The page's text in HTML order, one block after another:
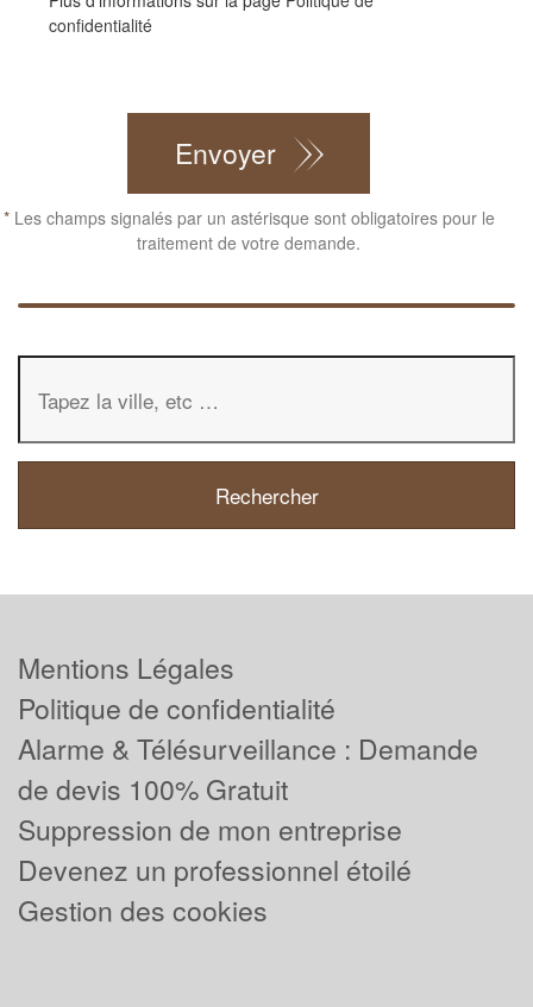
confidentialité
Envoyer
*Les champs signalés par un astérisque sont obligatoires pour le
traitement de votre demande.
Mentions Légales
Politique de confidentialité
Alarme & Télésurveillance : Demande
de devis 100% Gratuit
Suppression de mon entreprise
Devenez un professionnel étoilé
Gestion des cookies